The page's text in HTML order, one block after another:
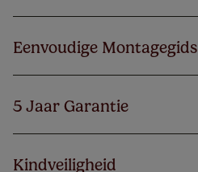
Eenvoudige Montagegids
5 Jaar Garantie
Kindveiligheid